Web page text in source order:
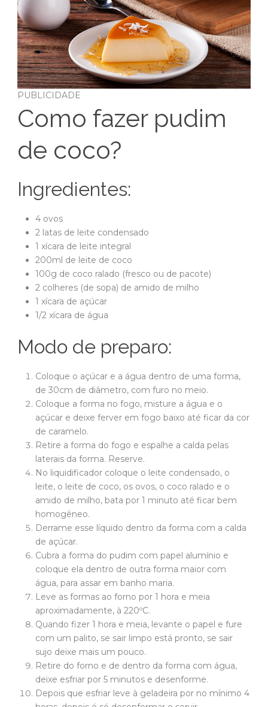
PUBLICIDADE
Como fazer pudim
de coco?
Ingredientes:
4 ovos
2 latas de leite condensado
1 xícara de leite integral
200ml de leite de coco
100g de coco ralado (fresco ou de pacote)
2 colheres (de sopa) de amido de milho
1 xícara de açúcar
1/2 xícara de água
Modo de preparo:
Coloque o açúcar e a água dentro de uma forma,
de 30cm de diâmetro, com furo no meio.
Coloque a forma no fogo, misture a água e o
açúcar e deixe ferver em fogo baixo até ficar da cor
de caramelo.
Retire a forma do fogo e espalhe a calda pelas
laterais da forma. Reserve.
No liquidificador coloque o leite condensado, o
leite, o leite de coco, os ovos, o coco ralado e o
amido de milho, bata por 1 minuto até ficar bem
homogêneo.
Derrame esse líquido dentro da forma com a calda
de açúcar.
Cubra a forma do pudim com papel alumínio e
coloque ela dentro de outra forma maior com
água, para assar em banho maria.
Leve as formas ao forno por 1 hora e meia
aproximadamente, à 220ºC.
Quando fizer 1 hora e meia, levante o papel e fure
com um palito, se sair limpo está pronto, se sair
sujo deixe mais um pouco.
Retire do forno e de dentro da forma com água,
deixe esfriar por 5 minutos e desenforme.
Depois que esfriar leve à geladeira por no mínimo 4